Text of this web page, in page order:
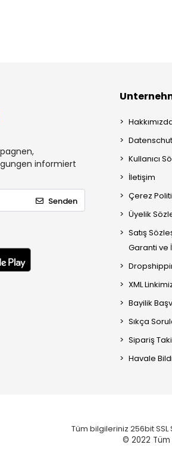
informiert
Senden
Kullanıcı
İletişim
Çerez
Üyelik
Satış
Garanti ve
XML
Bayilik
Sıkça
Sipariş
Havale
Tüm bilgileriniz 256bit
© 2022 Tüm